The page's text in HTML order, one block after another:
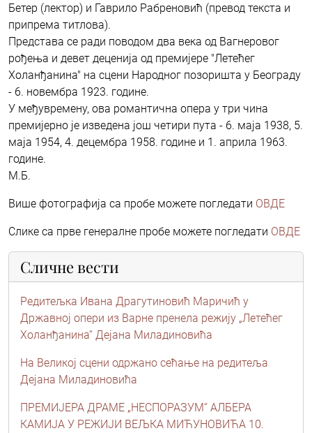
Бетер (лектор) и Гаврило Рабреновић (превод текста и
припрема титлова).
Представа се ради поводом два века од Вагнеровог
рођења и девет деценија од премијере "Летећег
Холанђанина" на сцени Народног позоришта у Београду
- 6. новембра 1923. године.
У међувремену, ова романтична опера у три чина
премијерно је изведена још четири пута - 6. маја 1938, 5.
маја 1954, 4. децембра 1958. године и 1. априла 1963.
године.
М.Б.
Више фотографија са пробе можете погледати ОВДЕ
Слике са прве генералне пробе можете погледати ОВДЕ
Сличне вести
Редитељка Ивана Драгутиновић Маричић у
Државној опери из Варне пренела режију „Летећег
Холанђанина“ Дејана Миладиновића
На Великој сцени одржано сећање на редитеља
Дејана Миладиновића
ПРЕМИЈЕРА ДРАМЕ „НЕСПОРАЗУМ“ АЛБЕРА
КАМИЈА У РЕЖИЈИ ВЕЉКА МИЋУНОВИЋА 10.